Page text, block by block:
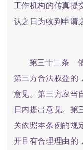
工作机构的传真提
认之日为收到申请
第三十二条
第三方合法权益的
意见。第三方应当
日内提出意见。第
关依照本条例的规
开且有合理理由的